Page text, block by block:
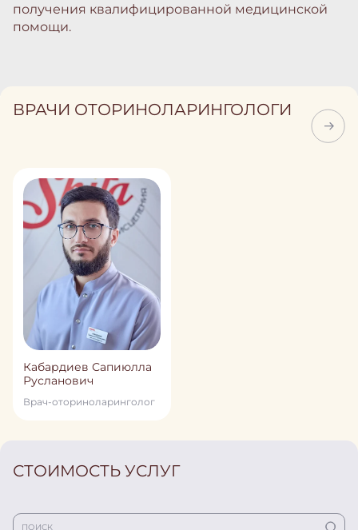
получения квалифицированной медицинской
помощи.
ВРАЧИ ОТОРИНОЛАРИНГОЛОГИ
Кабардиев Сапиюлла
Русланович
Врач-оториноларинголог
СТОИМОСТЬ УСЛУГ